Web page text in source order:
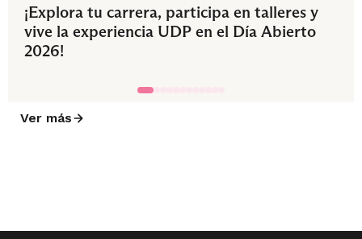
¡Explora tu carrera, participa en talleres y
vive la experiencia UDP en el Día Abierto
2026!
Ver más